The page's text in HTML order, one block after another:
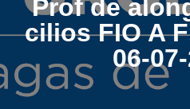
Prof de
cilios FIO A
06-